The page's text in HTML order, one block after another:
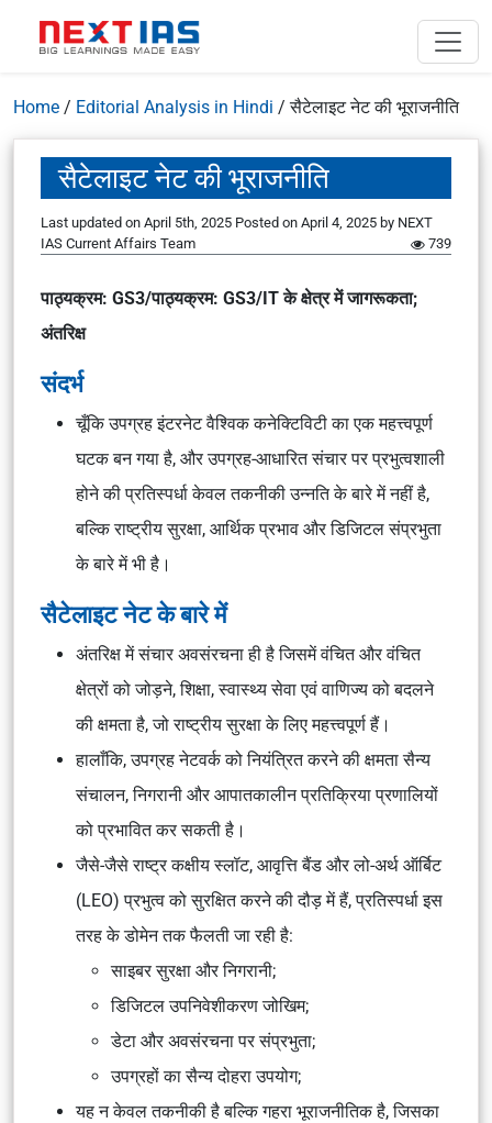
Home / Editorial Analysis in Hindi /सैटेलाइट नेट की भूराजनीति
सैटेलाइट नेट की भूराजनीति
Last updated on April 5th, 2025 Posted on April 4, 2025 by NEXT
IAS Current Affairs Team
739
पाठ्यक्रम: GS3/पाठ्यक्रम: GS3/IT के क्षेत्र में जागरूकता;
अंतरिक्ष
संदर्भ
चूँकि उपग्रह इंटरनेट वैश्विक कनेक्टिविटी का एक महत्त्वपूर्ण
घटक बन गया है, और उपग्रह-आधारित संचार पर प्रभुत्वशाली
होने की प्रतिस्पर्धा केवल तकनीकी उन्नति के बारे में नहीं है,
बल्कि राष्ट्रीय सुरक्षा, आर्थिक प्रभाव और डिजिटल संप्रभुता
के बारे में भी है।
सैटेलाइट नेट के बारे में
अंतरिक्ष में संचार अवसंरचना ही है जिसमें वंचित और वंचित
क्षेत्रों को जोड़ने, शिक्षा, स्वास्थ्य सेवा एवं वाणिज्य को बदलने
की क्षमता है, जो राष्ट्रीय सुरक्षा के लिए महत्त्वपूर्ण हैं।
हालाँकि, उपग्रह नेटवर्क को नियंत्रित करने की क्षमता सैन्य
संचालन, निगरानी और आपातकालीन प्रतिक्रिया प्रणालियों
को प्रभावित कर सकती है।
जैसे-जैसे राष्ट्र कक्षीय स्लॉट, आवृत्ति बैंड और लो-अर्थ ऑर्बिट
(LEO) प्रभुत्व को सुरक्षित करने की दौड़ में हैं, प्रतिस्पर्धा इस
तरह के डोमेन तक फैलती जा रही है:
साइबर सुरक्षा और निगरानी;
डिजिटल उपनिवेशीकरण जोखिम;
डेटा और अवसंरचना पर संप्रभुता;
उपग्रहों का सैन्य दोहरा उपयोग;
यह न केवल तकनीकी है बल्कि गहरा भूराजनीतिक है, जिसका